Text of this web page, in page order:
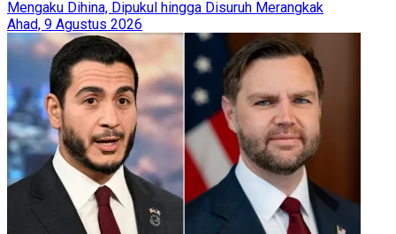
Mengaku Dihina, Dipukul hingga Disuruh Merangkak
Ahad, 9 Agustus 2026